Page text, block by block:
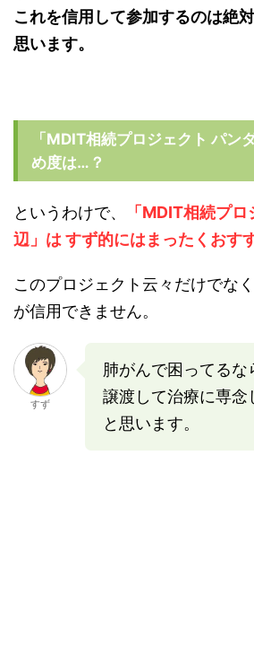
これを信用して参加するのは絶
思います。
「MDIT相続プロジェクト パン
め度は…？
というわけで、
「MDIT相続プ
辺」は すず的にはまったくおす
このプロジェクト云々だけでな
が信用できません。
すず
肺がんで困ってるな
譲渡して治療に専念
と思います。